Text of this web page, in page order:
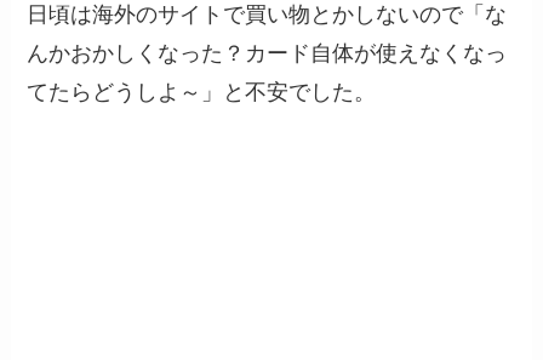
日頃は海外のサイトで買い物とかしないので「な
んかおかしくなった？カード自体が使えなくなっ
てたらどうしよ～」と不安でした。